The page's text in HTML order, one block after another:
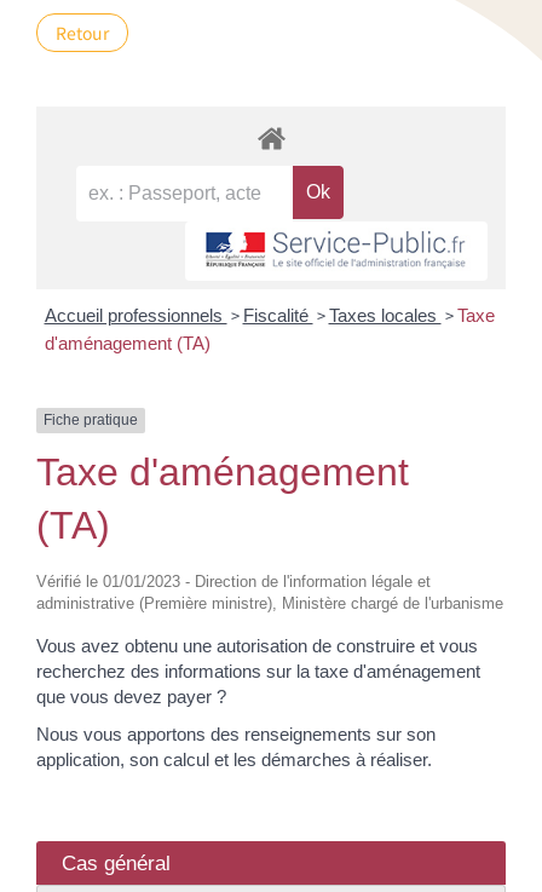
Retour
Accueil professionnels > Fiscalité > Taxes locales > Taxe
d'aménagement (TA)
Fiche pratique
Taxe d'aménagement
(TA)
Vérifié le 01/01/2023 - Direction de l'information légale et
administrative (Première ministre), Ministère chargé de l'urbanisme
Vous avez obtenu une autorisation de construire et vous
recherchez des informations sur la taxe d'aménagement
que vous devez payer ?
Nous vous apportons des renseignements sur son
application, son calcul et les démarches à réaliser.
Cas général